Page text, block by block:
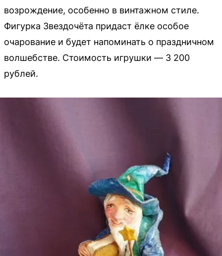
возрождение, особенно в винтажном стиле.
Фигурка Звездочёта придаст ёлке особое
очарование и будет напоминать о праздничном
волшебстве. Стоимость игрушки — 3 200
рублей.